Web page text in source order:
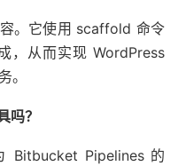
。它使用 scaffold 命令
，从而实现 WordPress
。
？
Bitbucket Pipelines 的